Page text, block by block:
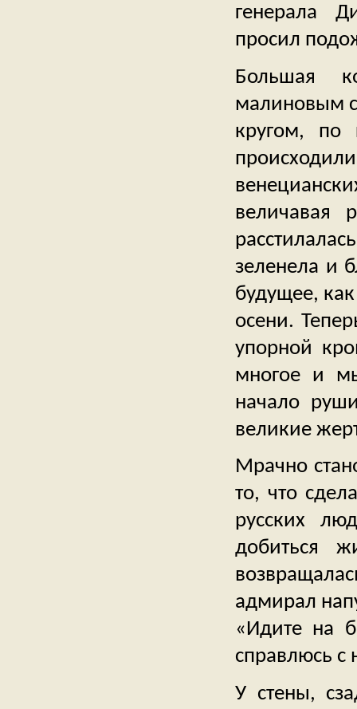
генерала
просил
Большая
малиновым
кругом, по
величавая
зеленела и
будущее,
осени.
упорной
многое и
начало
великие
Мрачно
то, что
русских
добиться
адмирал
«Идите на
справлюсь с
У стены,